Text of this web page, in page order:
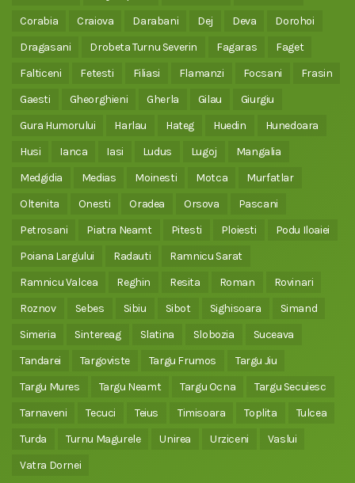
Corabia
Craiova Darabani Dej Deva
Dorohoi
Dragasani
Drobeta Turnu Severin Fagaras
Faget
Falticeni
Fetesti Filiasi Flamanzi Focsani
Frasin
Gaesti
Gheorghieni Gherla Gilau
Giurgiu
Gura Humorului
Harlau Hateg Huedin
Hunedoara
Husi
Ianca Iasi Ludus Lugoj
Mangalia
Medgidia
Medias Moinesti Motca
Murfatlar
Oltenita
Onesti Oradea Orsova
Pascani
Petrosani
Piatra Neamt Pitesti Ploiesti
Podu Iloaiei
Poiana Largului
Radauti
Ramnicu Sarat
Ramnicu Valcea
Reghin Resita Roman
Rovinari
Roznov
Sebes Sibiu Sibot Sighisoara
Simand
Simeria
Sintereag Slatina Slobozia
Suceava
Tandarei
Targoviste Targu Frumos
Targu Jiu
Targu Mures
Targu Neamt Targu Ocna
Targu Secuiesc
Tarnaveni
Tecuci Teius Timisoara Toplita
Tulcea
Turda
Turnu Magurele Unirea Urziceni
Vaslui
Vatra Dornei